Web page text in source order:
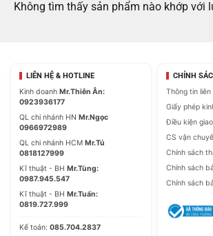
Không tìm thấy sản phẩm nào khớp với
LIÊN HỆ & HOTLINE
Kinh doanh Mr.Thiên Ân:
0923936177
QL chi nhánh HN Mr.Ngọc
0966972989
QL chi nhánh HCM Mr.Tú
0818127999
Kĩ thuật - BH Mr.Tùng:
0987.945.547
Kĩ thuật - BH Mr.Tuấn:
0819.727.999
Kế toán: 085.704.2837
CHÍNH
Thông tin liên
Giấy phép
Điều kiện
CS vận
Chính sách
Chính sách
Chính sách